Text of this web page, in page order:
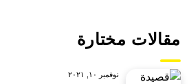
مقالات مختارة
نوفمبر ١٠, ٢٠٢١